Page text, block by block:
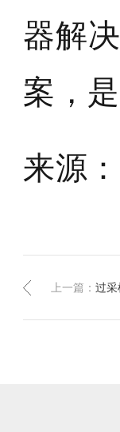
器解
案，
来源
上一篇：过